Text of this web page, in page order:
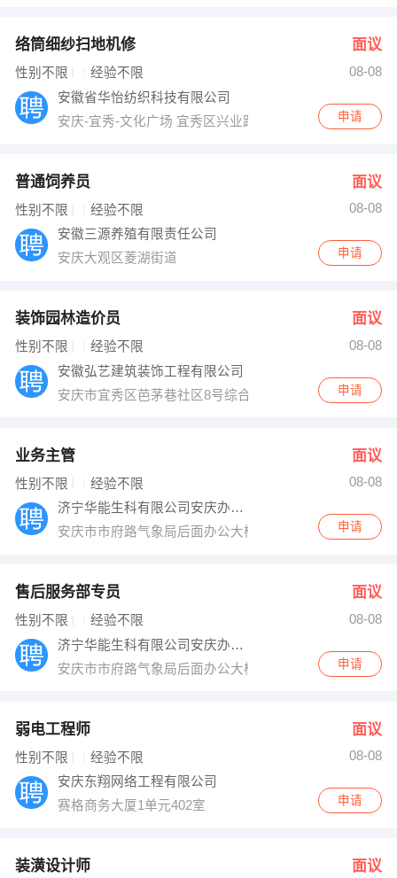
络筒细纱扫地机修 面议
性别不限 经验不限
08-08
安徽省华怡纺织科技有限公司
安庆-宜秀-文化广场 宜秀区兴业路
申请
普通饲养员 面议
性别不限 经验不限
08-08
安徽三源养殖有限责任公司
安庆大观区菱湖街道
申请
装饰园林造价员 面议
性别不限 经验不限
08-08
安徽弘艺建筑装饰工程有限公司
安庆市宜秀区芭茅巷社区8号综合楼
申请
业务主管 面议
性别不限 经验不限
08-08
济宁华能生科有限公司安庆办事处
安庆市市府路气象局后面办公大楼5栋1-105
申请
售后服务部专员 面议
性别不限 经验不限
08-08
济宁华能生科有限公司安庆办事处
安庆市市府路气象局后面办公大楼5栋1-105
申请
弱电工程师 面议
性别不限 经验不限
08-08
安庆东翔网络工程有限公司
赛格商务大厦1单元402室
申请
装潢设计师 面议